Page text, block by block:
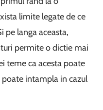
limite legate de ce
pe langa aceasta,
permite o dictie mai
teme ca acesta poate
poate intampla in cazul